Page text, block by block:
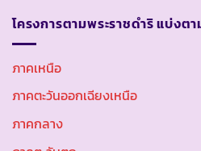
โครงการตามพระราชดำริ แบ่งต
ภาคเหนือ
ภาคตะวันออกเฉียงเหนือ
ภาคกลาง